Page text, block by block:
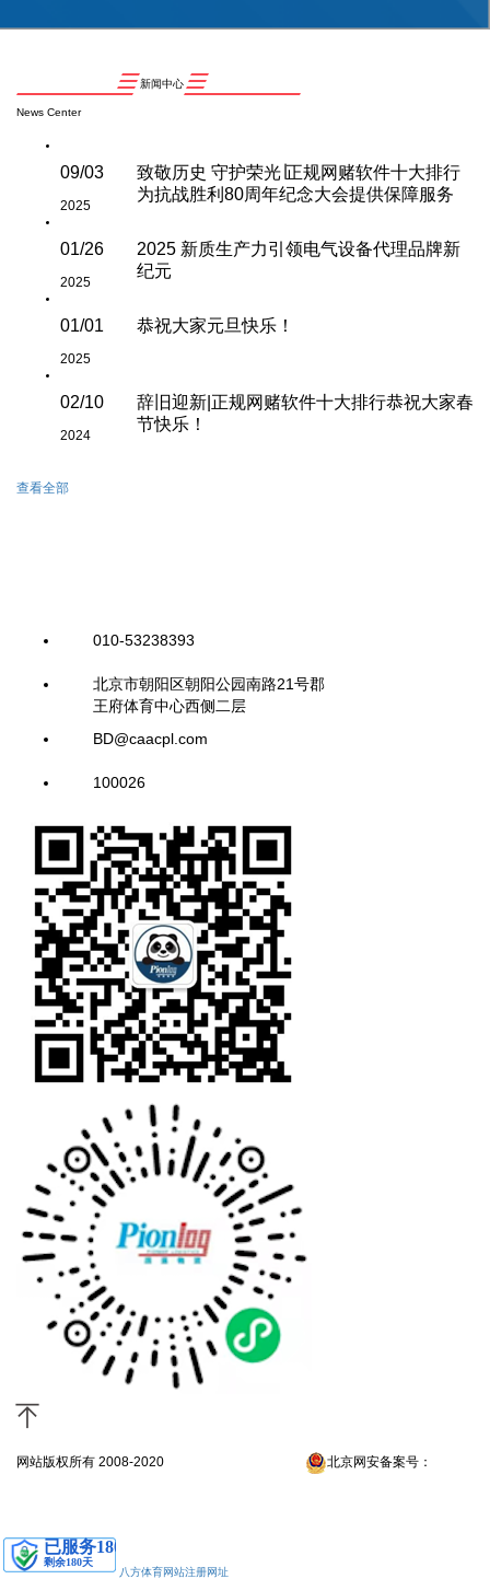
新闻中心
News Center
09/03
2025
致敬历史 守护荣光∣正规网赌软件十大排行
为抗战胜利80周年纪念大会提供保障服务
01/26
2025
2025 新质生产力引领电气设备代理品牌新
纪元
01/01
2025
恭祝大家元旦快乐！
02/10
2024
辞旧迎新|正规网赌软件十大排行恭祝大家春
节快乐！
查看全部
010-53238393
北京市朝阳区朝阳公园南路21号郡
王府体育中心西侧二层
BD@caacpl.com
100026
网站版权所有 2008-2020 北京网安备案号：
八方体育网站注册网址